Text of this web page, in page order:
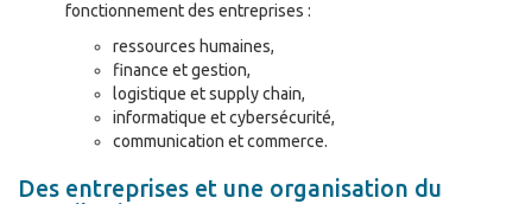
fonctionnement des entreprises :
ressources humaines,
finance et gestion,
logistique et supply chain,
informatique et cybersécurité,
communication et commerce.
Des entreprises et une organisation du